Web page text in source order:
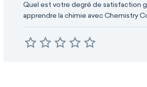
Quel est votre degré de satisfaction
apprendre la chimie avec Chemistry